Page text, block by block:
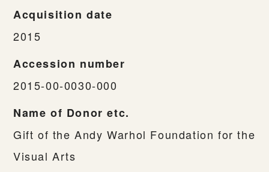
Acquisition date
2015
Accession number
2015-00-0030-000
Name of Donor etc.
Gift of the Andy Warhol Foundation for the
Visual Arts